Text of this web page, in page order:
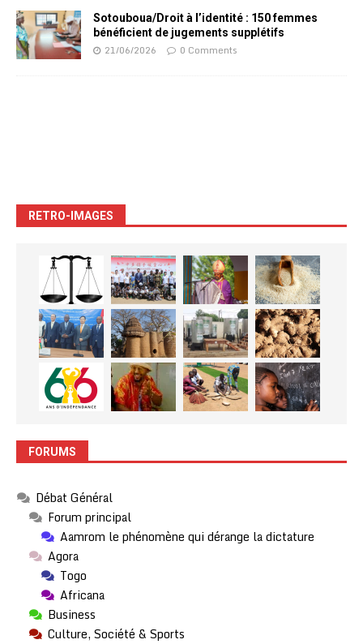
Sotouboua/Droit à l’identité : 150 femmes
bénéficient de jugements supplétifs
21/06/2026 0 Comments
RETRO-IMAGES
FORUMS
Débat Général
Forum principal
Aamrom le phénomène qui dérange la dictature
Agora
Togo
Africana
Business
Culture, Société & Sports